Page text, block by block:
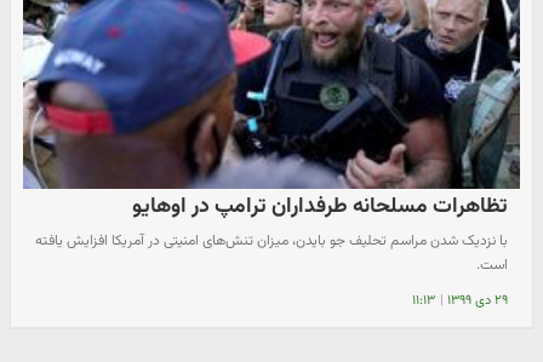
تظاهرات مسلحانه طرفداران ترامپ در اوهایو
با نزدیک شدن مراسم تحلیف جو بایدن، میزان تنش‌های امنیتی در آمریکا افزایش یافته
است.
۲۹ دی ۱۳۹۹ | ۱۱:۱۳